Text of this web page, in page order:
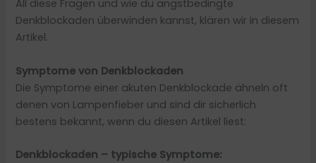
All diese Fragen und wie du angstbedingte
Denkblockaden überwinden kannst, klären wir in diesem
Artikel.
Symptome von Denkblockaden
Die Symptome einer akuten Denkblockade ähneln oft
denen von Lampenfieber und sind dir sicherlich
bestens bekannt, wenn du diesen Artikel liest:
Denkblockaden – typische Symptome: